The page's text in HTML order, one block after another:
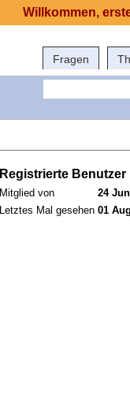
Fragen
Registrierte Benutzer
Mitglied von
24
Letztes Mal gesehen 01
Willkommen,